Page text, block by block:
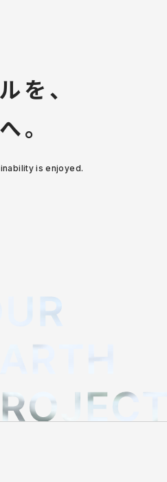
ンロード
All Right Reserved.
を、
。
is enjoyed.